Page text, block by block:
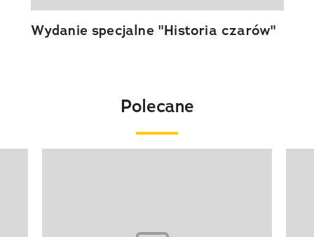
Wydanie specjalne "Historia czarów"
Polecane